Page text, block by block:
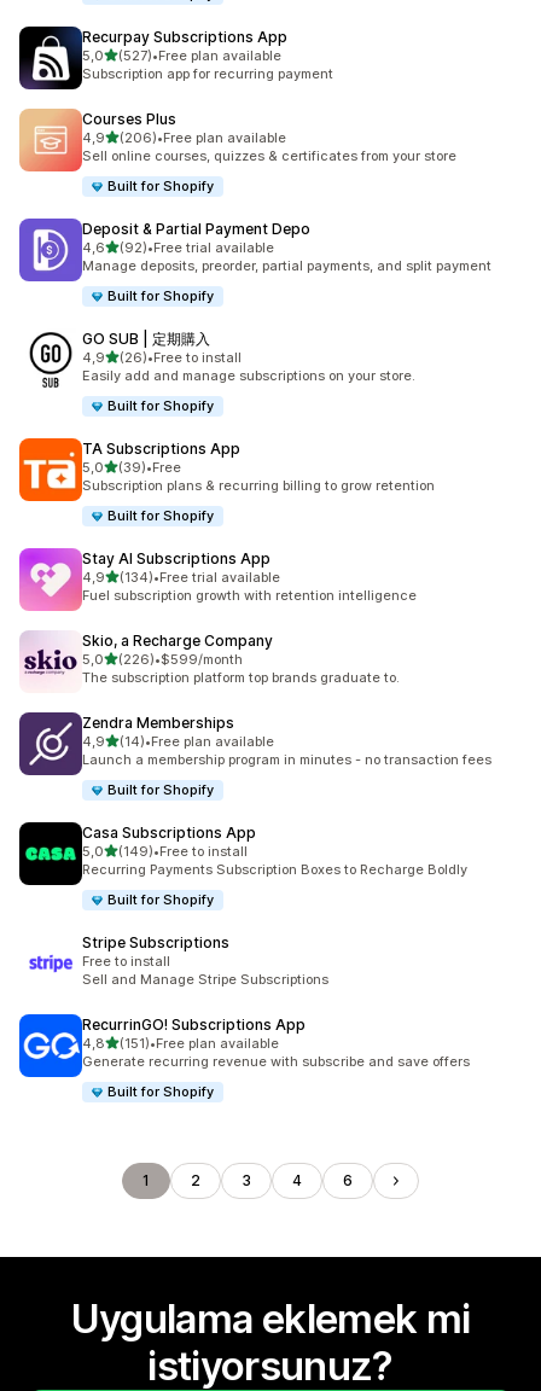
Recurpay Subscriptions App
5,05 yıldız üzerinden
(527)
toplam 527 değerlendirme
•Free plan available
Subscription app for recurring payment
Courses Plus
4,95 yıldız üzerinden
(206)
toplam 206 değerlendirme
•Free plan available
Sell online courses, quizzes & certificates from your store
Built for Shopify
Deposit & Partial Payment Depo
4,65 yıldız üzerinden
(92)
toplam 92 değerlendirme
•Free trial available
Manage deposits, preorder, partial payments, and split payment
Built for Shopify
GO SUB | 定期購入
4,95 yıldız üzerinden
(26)
toplam 26 değerlendirme
•Free to install
Easily add and manage subscriptions on your store.
Built for Shopify
TA Subscriptions App
5,05 yıldız üzerinden
(39)
toplam 39 değerlendirme
•Free
Subscription plans & recurring billing to grow retention
Built for Shopify
Stay AI Subscriptions App
4,95 yıldız üzerinden
(134)
toplam 134 değerlendirme
•Free trial available
Fuel subscription growth with retention intelligence
Skio, a Recharge Company
5,05 yıldız üzerinden
(226)
toplam 226 değerlendirme
•$599/month
The subscription platform top brands graduate to.
Zendra Memberships
4,95 yıldız üzerinden
(14)
toplam 14 değerlendirme
•Free plan available
Launch a membership program in minutes - no transaction fees
Built for Shopify
Casa Subscriptions App
5,05 yıldız üzerinden
(149)
toplam 149 değerlendirme
•Free to install
Recurring Payments Subscription Boxes to Recharge Boldly
Built for Shopify
Stripe Subscriptions
Free to install
Sell and Manage Stripe Subscriptions
RecurrinGO! Subscriptions App
4,85 yıldız üzerinden
(151)
toplam 151 değerlendirme
•Free plan available
Generate recurring revenue with subscribe and save offers
Built for Shopify
1 2 3 4 6
Uygulama eklemek mi
istiyorsunuz?